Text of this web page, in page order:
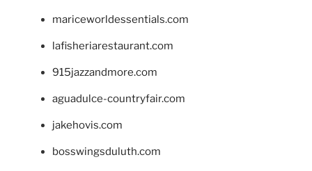
mariceworldessentials.com
lafisheriarestaurant.com
915jazzandmore.com
aguadulce-countryfair.com
jakehovis.com
bosswingsduluth.com